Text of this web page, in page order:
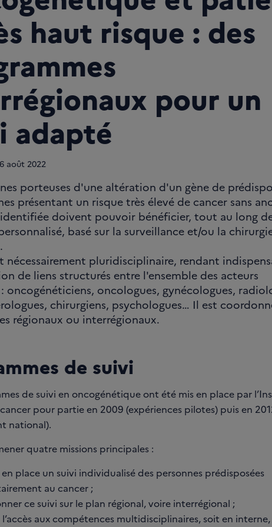
haut risque : des
pour un
adapté
août 2022
porteuses d'une altération d'un gène de
présentant un risque très élevé de cancer sans
doivent pouvoir bénéficier, tout au long
basé sur la surveillance et/ou la
nécessairement pluridisciplinaire, rendant
de liens structurés entre l'ensemble des acteurs
oncogénéticiens, oncologues, gynécologues,
chirurgiens, psychologues… Il est
régionaux ou interrégionaux.
de suivi
de suivi en oncogénétique ont été mis en place par
pour partie en 2009 (expériences pilotes) puis en
national).
quatre missions principales :
place un suivi individualisé des personnes prédisposées
au cancer ;
ce suivi sur le plan régional, voire interrégional ;
l’accès aux compétences multidisciplinaires, soit en interne,